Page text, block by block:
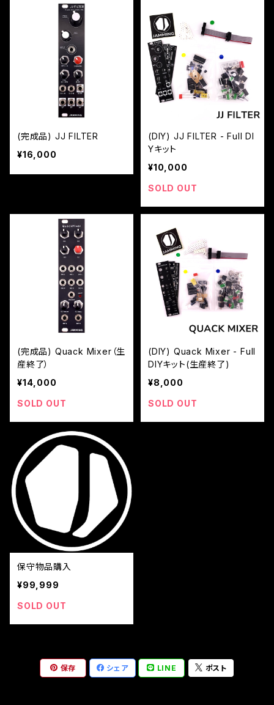
(完成品) JJ FILTER
¥16,000
(DIY) JJ FILTER - Full DI
Yキット
¥10,000
SOLD OUT
(完成品) Quack Mixer（生
産終了）
¥14,000
SOLD OUT
(DIY) Quack Mixer - Full
DIYキット(生産終了)
¥8,000
SOLD OUT
保守物品購入
¥99,999
SOLD OUT
保存 シェア LINE ポスト